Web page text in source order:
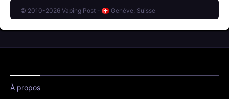
© 2010-2026 Vaping Post - Genève, Suisse
À propos